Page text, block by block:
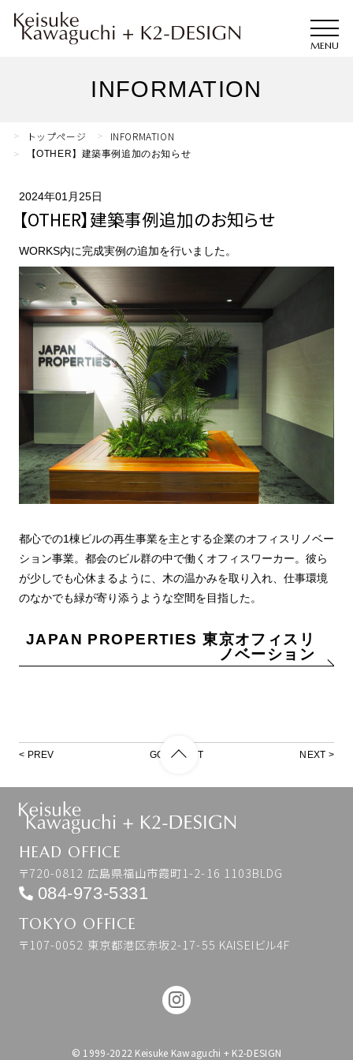
INFORMATION
トップページ INFORMATION
【OTHER】建築事例追加のお知らせ
2024年01月25日
【OTHER】建築事例追加のお知らせ
WORKS内に完成実例の追加を行いました。
都心での1棟ビルの再生事業を主とする企業のオフィスリノベー
ション事業。都会のビル群の中で働くオフィスワーカー。彼ら
が少しでも心休まるように、木の温かみを取り入れ、仕事環境
のなかでも緑が寄り添うような空間を目指した。
JAPAN PROPERTIES 東京オフィスリ
ノベーション
PREV GO TO LIST NEXT
HEAD OFFICE
〒720-0812 広島県福山市霞町1-2-16 1103BLDG
084-973-5331
TOKYO OFFICE
〒107-0052 東京都港区赤坂2-17-55 KAISEIビル4F
© 1999-2022 Keisuke Kawaguchi + K2-DESIGN